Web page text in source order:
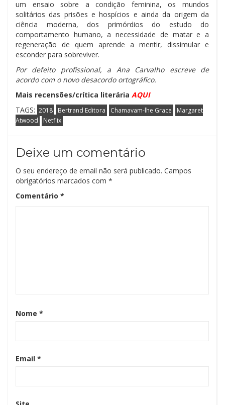
um ensaio sobre a condição feminina, os mundos
solitários das prisões e hospícios e ainda da origem da
ciência moderna, dos primórdios do estudo do
comportamento humano, a necessidade de matar e a
regeneração de quem aprende a mentir, dissimular e
esconder para sobreviver.
Por defeito profissional, a Ana Carvalho escreve de
acordo com o novo desacordo ortográfico.
Mais recensões/crítica literária AQUI
TAGS: 2018 Bertrand Editora Chamavam-lhe Grace
Margaret
Atwood
Netflix
Deixe um comentário
O seu endereço de email não será publicado. Campos
obrigatórios marcados com *
Comentário *
Nome *
Email *